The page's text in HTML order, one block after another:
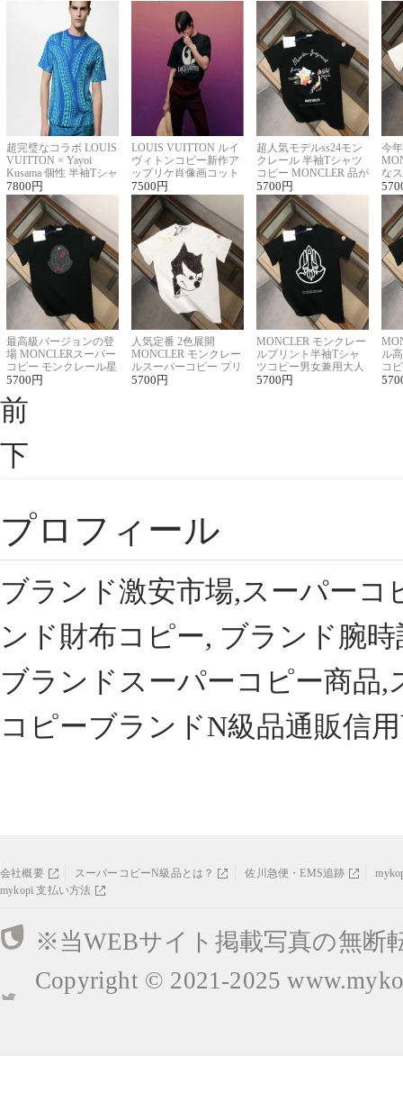
超完璧なコラボ LOUIS
VUITTON × Yayoi
Kusama 個性 半袖Tシャ
ツコピー男女兼用
7800 円
LOUIS VUITTON ルイ
ヴィトンコピー新作ア
ップリケ肖像画コット
ンニット半袖Tシャツ
7500 円
超人気モデルss24モン
クレール 半袖Tシャツ
コピー MONCLER 品が
良く見た目
5700 円
今
な
ル
最高級バージョンの登
場 MONCLERスーパー
コピー モンクレール星
座半袖Tシャツ
5700 円
人気定番 2色展開
MONCLER モンクレー
ルスーパーコピー プリ
ント半袖Tシャツ
5700 円
MONCLER モンクレー
ルプリント半袖Tシャ
ツコピー男女兼用大人
可愛い春夏コーデ
5700 円
ル
コ
ィ
前
下
プロフィール
ブランド激安市場,スーパー
ンド財布コピー, ブランド腕
ブランドスーパーコピー商品
コピーブランドN級品通販信
会社概要 スーパーコピーN級品とは？ 佐川急便・EMS追跡
mykopi 支払い方法
※当WEBサイト掲載写真の無断
Copyright © 2021-2025